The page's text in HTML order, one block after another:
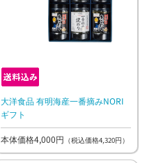
大洋食品 有明海産一番摘みNORI
ギフト
本体価格4,000円 （税込価格4,320円）